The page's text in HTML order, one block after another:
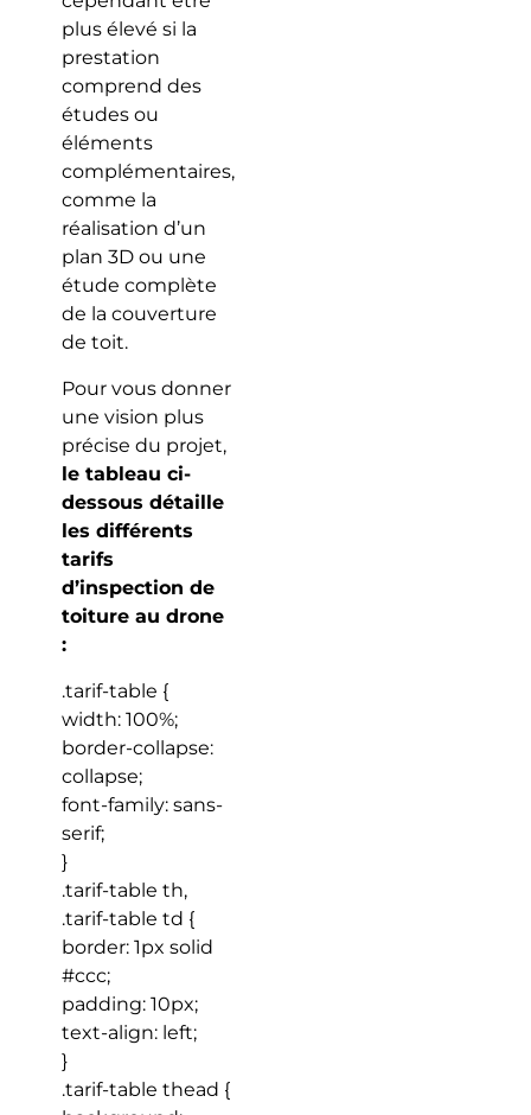
plus élevé si la
prestation
comprend des
études ou
éléments
complémentaires,
comme la
réalisation d’un
plan 3D ou une
étude complète
de la couverture
de toit.
Pour vous donner
une vision plus
précise du projet,
le tableau ci-
dessous détaille
les différents
tarifs
d’inspection de
toiture au drone
:
.tarif-table {
width: 100%;
border-collapse:
collapse;
font-family: sans-
serif;
}
.tarif-table th,
.tarif-table td {
border: 1px solid
#ccc;
padding: 10px;
text-align: left;
}
.tarif-table thead {